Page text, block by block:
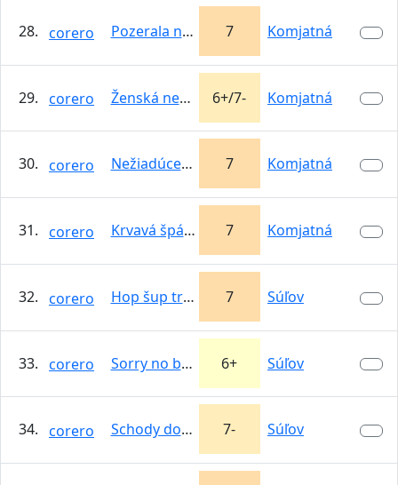
28. corero Pozerala na vesmir 7 Komjatná
29. corero Ženská nemoc 6+/7- Komjatná
30. corero Nežiadúce emócie 7 Komjatná
31. corero Krvavá špára 7 Komjatná
32. corero Hop šup tralala 7 Súľov
33. corero Sorry no bonus 6+ Súľov
34. corero Schody do neba 7- Súľov